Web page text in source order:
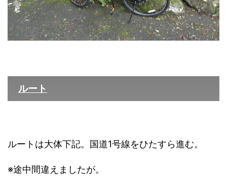
ルート
ルートは大体下記。国道1号線をひたすら進む。
※途中間違えましたが。